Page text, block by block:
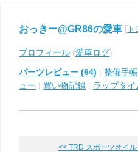
おっきー@GR86の愛車 [
プロフィール (愛車ログ)
パーツレビュー (64) | 整備手帳
ュー | 買い物記録 | ラップタイ
<< TRD スポーツオイ